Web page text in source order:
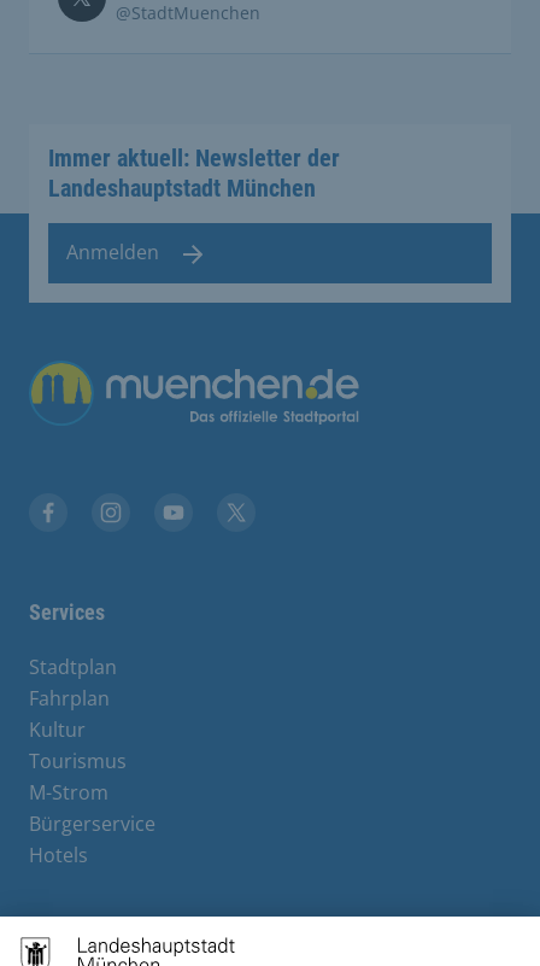
@StadtMuenchen
Immer aktuell: Newsletter der
Landeshauptstadt München
Anmelden
Übergreifende Links
Services
Stadtplan
Fahrplan
Kultur
Tourismus
M-Strom
Bürgerservice
Hotels
Contact